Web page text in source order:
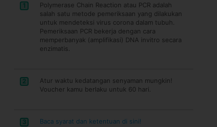
1
Polymerase Chain Reaction atau PCR adalah
salah satu metode pemeriksaan yang dilakukan
untuk mendeteksi virus corona dalam tubuh.
Pemeriksaan PCR bekerja dengan cara
memperbanyak (amplifikasi) DNA invitro secara
enzimatis.
2
Atur waktu kedatangan senyaman mungkin!
Voucher kamu berlaku untuk 60 hari.
3 Baca syarat dan ketentuan di sini!